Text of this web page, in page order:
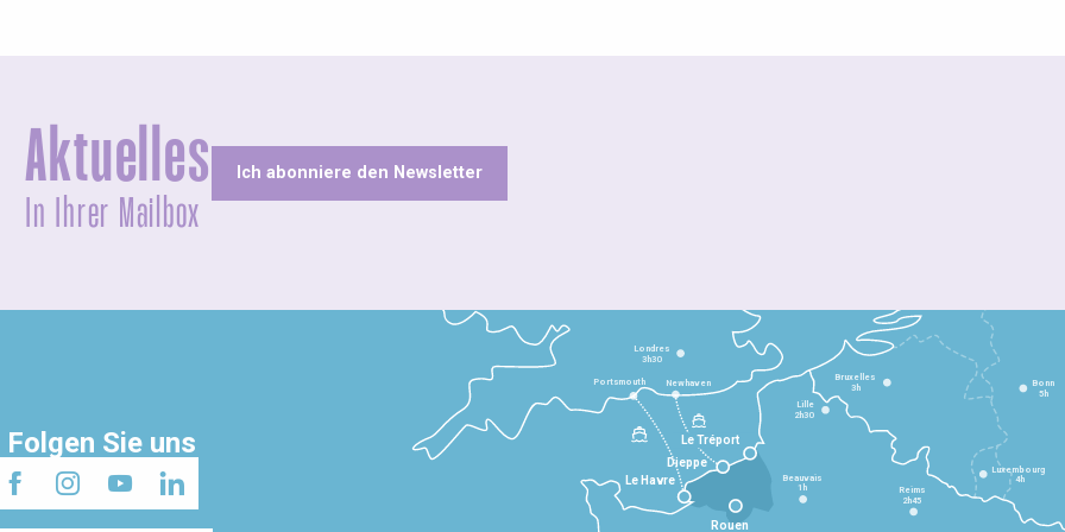
Aktuelles
In Ihrer Mailbox
Ich abonniere den Newsletter
Folgen Sie uns
Le Havre
Dieppe
Le Tréport
Beauvais
1h Reims
2h45
Lille
2h30
Bruxelles
3h
Londres
3h30
Newhaven
Portsmouth Bonn
5h
Luxembourg
4h
Rouen